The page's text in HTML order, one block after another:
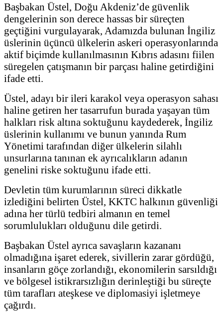
Başbakan Üstel, Doğu Akdeniz’de güvenlik
dengelerinin son derece hassas bir süreçten
geçtiğini vurgulayarak, Adamızda bulunan İngiliz
üslerinin üçüncü ülkelerin askeri operasyonlarında
aktif biçimde kullanılmasının Kıbrıs adasını fiilen
süregelen çatışmanın bir parçası haline getirdiğini
ifade etti.
Üstel, adayı bir ileri karakol veya operasyon sahası
haline getiren her tasarrufun burada yaşayan tüm
halkları risk altına soktuğunu kaydederek, İngiliz
üslerinin kullanımı ve bunun yanında Rum
Yönetimi tarafından diğer ülkelerin silahlı
unsurlarına tanınan ek ayrıcalıkların adanın
genelini riske soktuğunu ifade etti.
Devletin tüm kurumlarının süreci dikkatle
izlediğini belirten Üstel, KKTC halkının güvenliği
adına her türlü tedbiri almanın en temel
sorumlulukları olduğunu dile getirdi.
Başbakan Üstel ayrıca savaşların kazananı
olmadığına işaret ederek, sivillerin zarar gördüğü,
insanların göçe zorlandığı, ekonomilerin sarsıldığı
ve bölgesel istikrarsızlığın derinleştiği bu süreçte
tüm tarafları ateşkese ve diplomasiyi işletmeye
çağırdı.